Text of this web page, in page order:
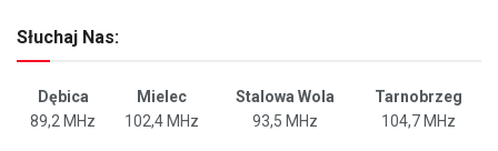
Słuchaj Nas:
Dębica Mielec Stalowa Wola
Tarnobrzeg
89,2 MHz
102,4 MHz 93,5 MHz 104,7 MHz